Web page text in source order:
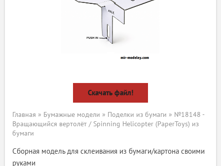
Скачать файл!
Главная » Бумажные модели » Поделки из бумаги » №18148 -
Вращающийся вертолёт / Spinning Helicopter (PaperToys) из
бумаги
Сборная модель для склеивания из бумаги/картона своими
руками